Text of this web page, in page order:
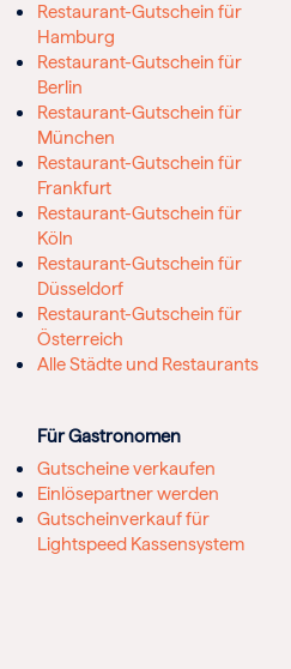
Restaurant-Gutschein für
Hamburg
Restaurant-Gutschein für
Berlin
Restaurant-Gutschein für
München
Restaurant-Gutschein für
Frankfurt
Restaurant-Gutschein für
Köln
Restaurant-Gutschein für
Düsseldorf
Restaurant-Gutschein für
Österreich
Alle Städte und Restaurants
Für Gastronomen
Gutscheine verkaufen
Einlösepartner werden
Gutscheinverkauf für
Lightspeed Kassensystem